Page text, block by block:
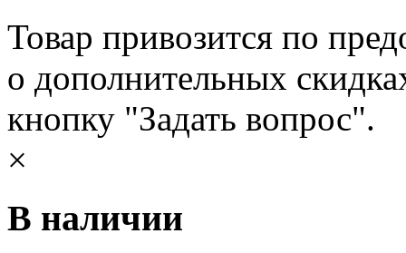
Товар привозится по
о дополнительных
кнопку "Задать вопрос".
×
В наличии